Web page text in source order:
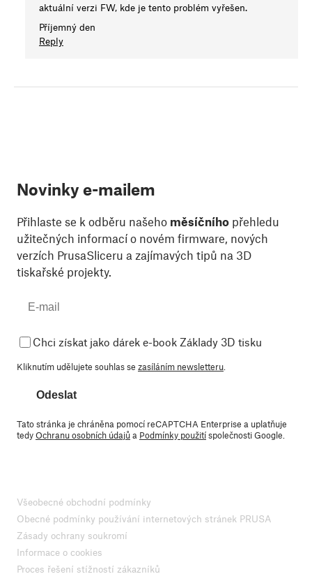
aktuální verzi FW, kde je tento problém vyřešen.
Příjemný den
Reply
Novinky e-mailem
Přihlaste se k odběru našeho měsíčního přehledu
užitečných informací o novém firmware, nových
verzích PrusaSliceru a zajímavých tipů na 3D
tiskařské projekty.
Chci získat jako dárek e-book Základy 3D tisku
Kliknutím udělujete souhlas se zasíláním newsletteru
Odeslat
Tato stránka je chráněna pomocí reCAPTCHA Enterprise a uplatňuje
tedyOchranu osobních údajůa Podmínky použitíspolečnosti Google.
Všeobecné obchodní podmínky
Obecné podmínky používání internetových stránek PRUSA
Zásady ochrany soukromí
Informace o cookies
Proces řešení stížností zákazníků